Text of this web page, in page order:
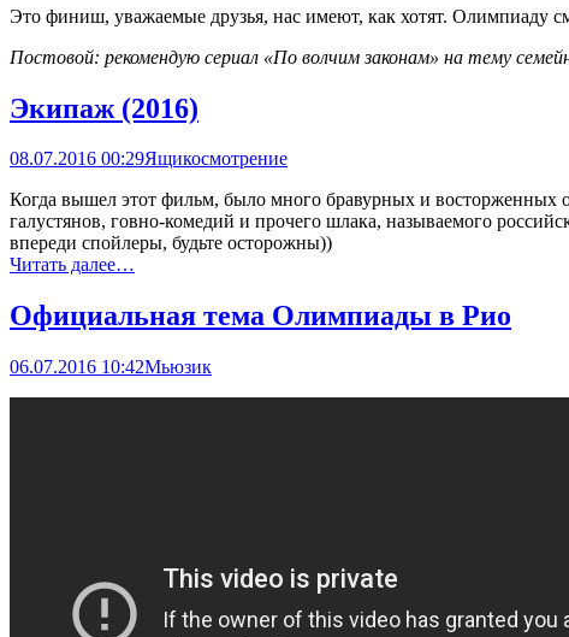
Это финиш, уважаемые друзья, нас имеют, как хотят. Олимпиаду
Постовой: рекомендую сериал «По волчим законам» на тему
Экипаж (2016)
08.07.2016 00:29Ящикосмотрение
Когда вышел этот фильм, было много бравурных и восторженных
галустянов, говно-комедий и прочего шлака, называемого
впереди спойлеры, будьте осторожны))
Читать далее…
Официальная тема Олимпиады в Рио
06.07.2016 10:42Мьюзик